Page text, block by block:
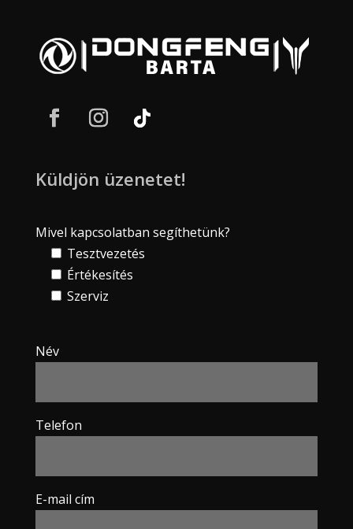
Küldjön üzenetet!
Mivel kapcsolatban segíthetünk?
Tesztvezetés
Értékesítés
Szerviz
Név
Telefon
E-mail cím